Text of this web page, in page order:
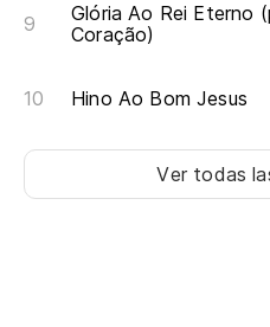
Glória Ao Rei Eterno
Coração)
Hino Ao Bom Jesus
Ver todas